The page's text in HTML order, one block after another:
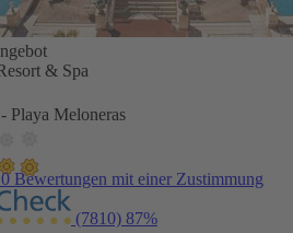
& Spa
Playa Meloneras
Bewertungen mit einer Zustimmung
(7810) 87%